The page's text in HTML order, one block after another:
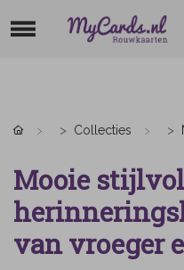
Collecties
Mooie
van vroeger